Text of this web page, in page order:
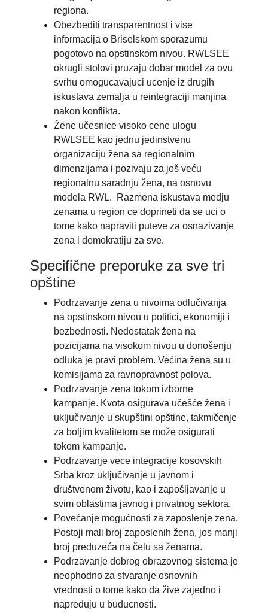
regiona.
Obezbediti transparentnost i vise
informacija o Briselskom sporazumu
pogotovo na opstinskom nivou. RWLSEE
okrugli stolovi pruzaju dobar model za ovu
svrhu omogucavajuci ucenje iz drugih
iskustava zemalja u reintegraciji manjina
nakon konflikta.
Žene učesnice visoko cene ulogu
RWLSEE kao jednu jedinstvenu
organizaciju žena sa regionalnim
dimenzijama i pozivaju za još veću
regionalnu saradnju žena, na osnovu
modela RWL. Razmena iskustava medju
zenama u region ce doprineti da se uci o
tome kako napraviti puteve za osnazivanje
zena i demokratiju za sve.
Specifične preporuke za sve tri
opštine
Podrzavanje zena u nivoima odlučivanja
na opstinskom nivou u politici, ekonomiji i
bezbednosti. Nedostatak žena na
pozicijama na visokom nivou u donošenju
odluka je pravi problem. Većina žena su u
komisijama za ravnopravnost polova.
Podrzavanje zena tokom izborne
kampanje. Kvota osigurava učešće žena i
uključivanje u skupštini opštine, takmičenje
za boljim kvalitetom se može osigurati
tokom kampanje.
Podrzavanje vece integracije kosovskih
Srba kroz uključivanje u javnom i
društvenom životu, kao i zapošljavanje u
svim oblastima javnog i privatnog sektora.
Povećanje mogućnosti za zaposlenje zena.
Postoji mali broj zaposlenih žena, jos manji
broj preduzeća na čelu sa ženama.
Podrzavanje dobrog obrazovnog sistema je
neophodno za stvaranje osnovnih
vrednosti o tome kako da žive zajedno i
napreduju u buducnosti.